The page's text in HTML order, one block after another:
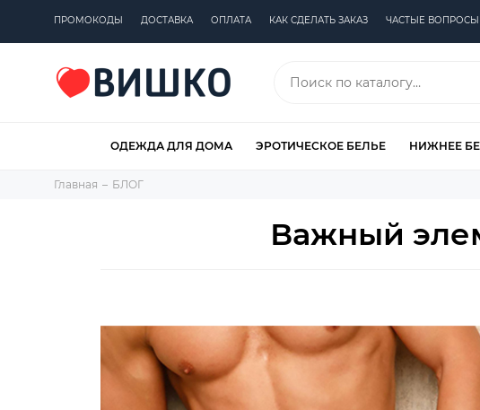
ПРОМОКОДЫ ДОСТАВКА ОПЛАТА КАК СДЕЛАТЬ ЗАКАЗ ЧАСТЫЕ ВОПРОСЫ
ОДЕЖДА ДЛЯ ДОМА ЭРОТИЧЕСКОЕ БЕЛЬЕ НИЖНЕЕ
Главная БЛОГ
Важный